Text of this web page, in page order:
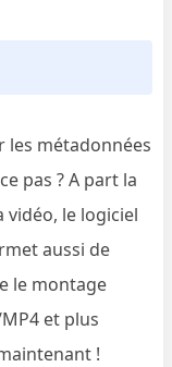
les métadonnées
pas ? A part la
le logiciel
aussi de
le montage
et plus
!